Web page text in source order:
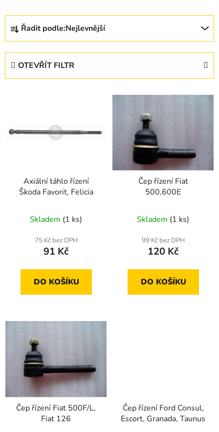
Ř
z
d
Řadit podle:Nejlevnější
OTEVŘÍT FILTR
Axiální táhlo řízení
Škoda Favorit, Felicia
Skladem (1 ks)
75 Kč bez DPH
91 Kč
DO KOŠÍKU
Čep řízení Fiat
500,600E
Skladem (1 ks)
99 Kč bez DPH
120 Kč
DO KOŠÍKU
Čep řízení Fiat 500F/L,
Fiat 126
Čep řízení Ford Consul,
Escort, Granada, Taunus